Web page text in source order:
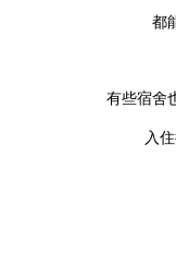
都
有些宿舍
入